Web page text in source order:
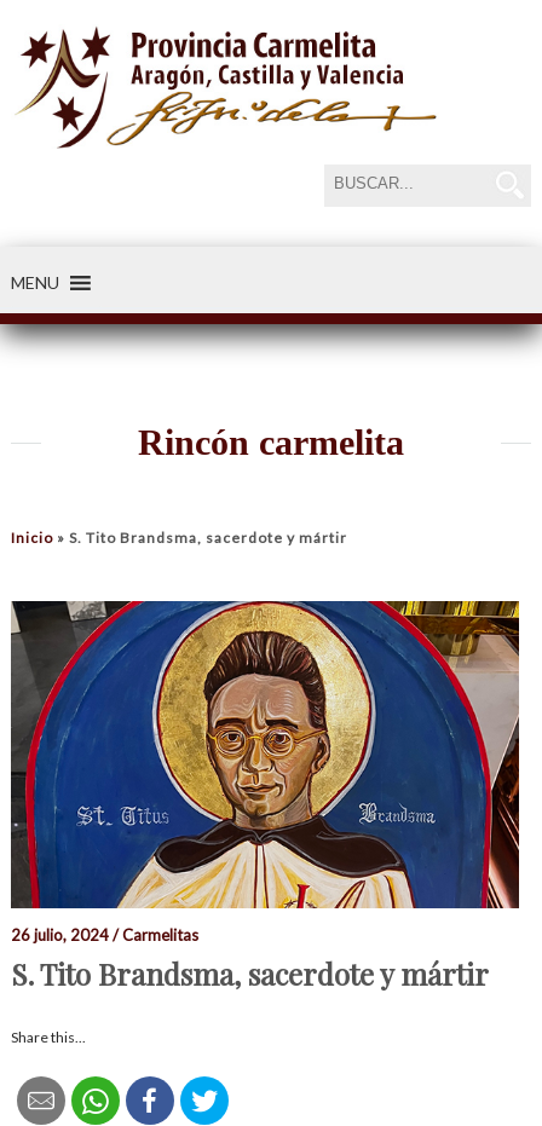
MENU
-----84
Rincón carmelita
Inicio» S. Tito Brandsma, sacerdote y mártir
26 julio, 2024 / Carmelitas
S. Tito Brandsma, sacerdote y mártir
Share this...